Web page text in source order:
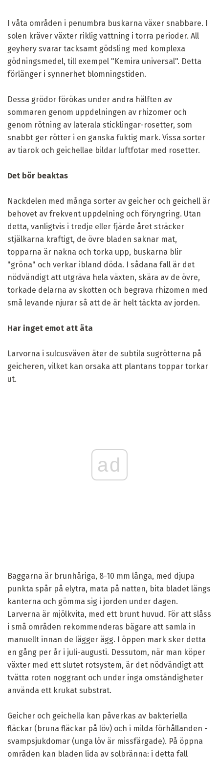
I våta områden i penumbra buskarna växer snabbare. I
solen kräver växter riklig vattning i torra perioder. All
geyhery svarar tacksamt gödsling med komplexa
gödningsmedel, till exempel "Kemira universal". Detta
förlänger i synnerhet blomningstiden.
Dessa grödor förökas under andra hälften av
sommaren genom uppdelningen av rhizomer och
genom rötning av laterala sticklingar-rosetter, som
snabbt ger rötter i en ganska fuktig mark. Vissa sorter
av tiarok och geichellae bildar luftfotar med rosetter.
Det bör beaktas
Nackdelen med många sorter av geicher och geichell är
behovet av frekvent uppdelning och föryngring. Utan
detta, vanligtvis i tredje eller fjärde året sträcker
stjälkarna kraftigt, de övre bladen saknar mat,
topparna är nakna och torka upp, buskarna blir
"gröna" och verkar ibland döda. I sådana fall är det
nödvändigt att utgräva hela växten, skära av de övre,
torkade delarna av skotten och begrava rhizomen med
små levande njurar så att de är helt täckta av jorden.
Har inget emot att äta
Larvorna i sulcusväven äter de subtila sugrötterna på
geicheren, vilket kan orsaka att plantans toppar torkar
ut.
ad
Baggarna är brunhåriga, 8-10 mm långa, med djupa
punkta spår på elytra, mata på natten, bita bladet längs
kanterna och gömma sig i jorden under dagen.
Larverna är mjölkvita, med ett brunt huvud. För att slåss
i små områden rekommenderas bägare att samla in
manuellt innan de lägger ägg. I öppen mark sker detta
en gång per år i juli-augusti. Dessutom, när man köper
växter med ett slutet rotsystem, är det nödvändigt att
tvätta roten noggrant och under inga omständigheter
använda ett krukat substrat.
Geicher och geichella kan påverkas av bakteriella
fläckar (bruna fläckar på löv) och i milda förhållanden -
svampsjukdomar (unga löv är missfärgade). På öppna
områden kan bladen lida av solbränna: i detta fall